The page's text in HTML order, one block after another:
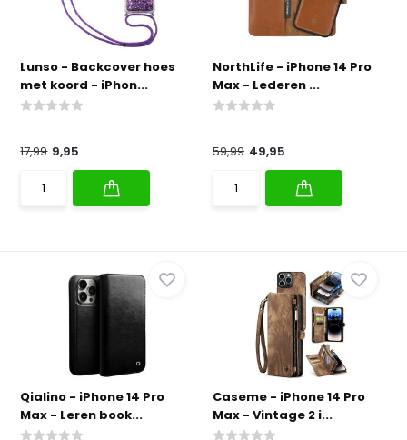
Lunso - Backcover hoes
met koord - iPhon...
17,99 9,95
NorthLife - iPhone 14 Pro
Max - Lederen ...
59,99 49,95
Qialino - iPhone 14 Pro
Max - Leren book...
Caseme - iPhone 14 Pro
Max - Vintage 2 i...